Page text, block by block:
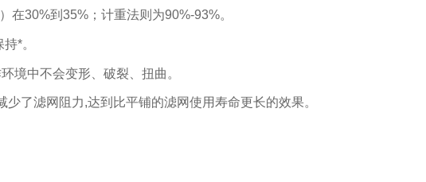
在30%到 35% ；计重法则为90%-93%。
*。
境中不会变形、破裂、扭曲。
少了滤网阻力,达到比平铺的滤网使用寿命更长的效果。